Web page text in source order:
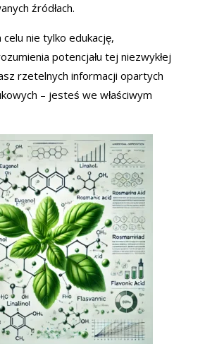
źródłach.
celu nie tylko edukację,
potencjału tej niezwykłej
rzetelnych informacji opartych
– jesteś we właściwym